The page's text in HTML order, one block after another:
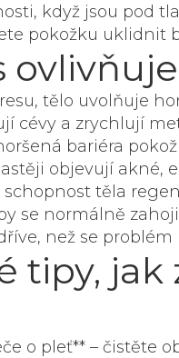
když jsou pod
pokožku uklidnit
tělo uvolňuje
cévy a zrychlují
bariéra
objevují akné,
schopnost těla
se normálně
než se problém
tipy,
o pleť** –